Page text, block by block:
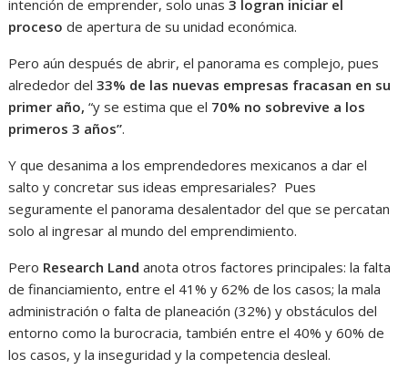
intención de emprender, solo unas3 logran iniciar el
proceso de apertura de su unidad económica.
Pero aún después de abrir, el panorama es complejo, pues
alrededor del33% de las nuevas empresas fracasan en su
primer año, “y se estima que el 70% no sobrevive a los
primeros 3 años”.
Y que desanima a los emprendedores mexicanos a dar el
salto y concretar sus ideas empresariales? Pues
seguramente el panorama desalentador del que se percatan
solo al ingresar al mundo del emprendimiento.
Pero Research Land anota otros factores principales: la falta
de financiamiento, entre el 41% y 62% de los casos; la mala
administración o falta de planeación (32%) y obstáculos del
entorno como la burocracia, también entre el 40% y 60% de
los casos, y la inseguridad y la competencia desleal.